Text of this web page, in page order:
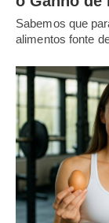
Sabemos que
alimentos fonte